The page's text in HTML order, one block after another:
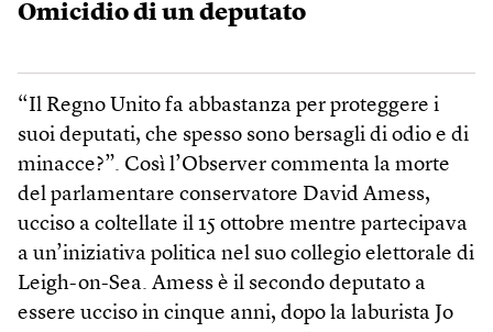
Omicidio di un deputato
“Il Regno Unito fa abbastanza per proteggere i
suoi deputati, che spesso sono bersagli di odio e di
minacce?”. Così l’Observer commenta la morte
del parlamentare conservatore David Amess,
ucciso a coltellate il 15 ottobre mentre partecipava
a un’iniziativa politica nel suo collegio elettorale di
Leigh-on-Sea. Amess è il secondo deputato a
essere ucciso in cinque anni, dopo la laburista Jo